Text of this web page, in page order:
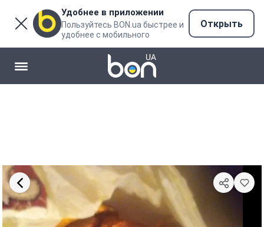
Удобнее в приложении
Пользуйтесь BON.ua быстрее и
удобнее с мобильного
Открыть